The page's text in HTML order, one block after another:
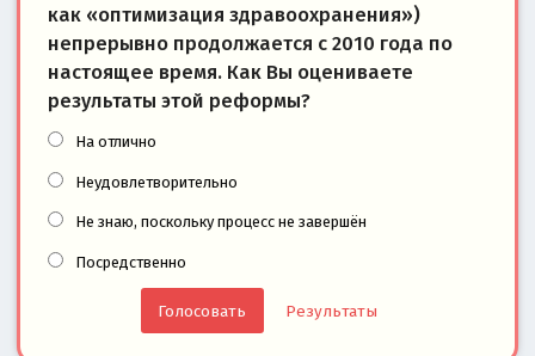
как «оптимизация здравоохранения»)
непрерывно продолжается с 2010 года по
настоящее время. Как Вы оцениваете
результаты этой реформы?
На отлично
Неудовлетворительно
Не знаю, поскольку процесс не завершён
Посредственно
Результаты